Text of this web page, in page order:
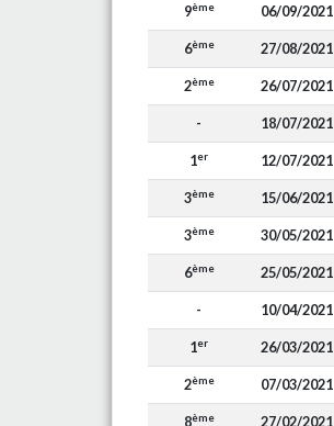
9ème 06/09/2021
6ème 27/08/2021
2ème 26/07/2021
- 18/07/2021
1er 12/07/2021
3ème 15/06/2021
3ème 30/05/2021
6ème 25/05/2021
- 10/04/2021
1er 26/03/2021
2ème 07/03/2021
8ème 27/02/2021